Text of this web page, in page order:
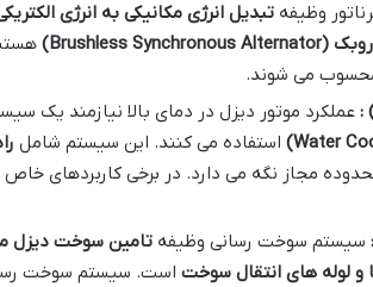
وظیفهتبدیل انرژی مکانیکی به انرژی
(Brushless Synchronous Alternator)
محسوب می شوند.
:عملکرد موتور دیزل در دمای بالا نیازمند یک
استفاده می کنند. این سیستم شامل
محدوده مجاز نگه می دارد. در برخی کاربردهای
: سیستم سوخت رسانی وظیفهتامین سوخت دیزل
لوله های انتقال سوخت است. سیستم سوخت